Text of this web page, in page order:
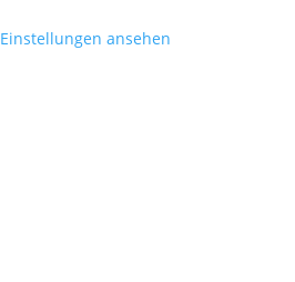
Einstellungen ansehen